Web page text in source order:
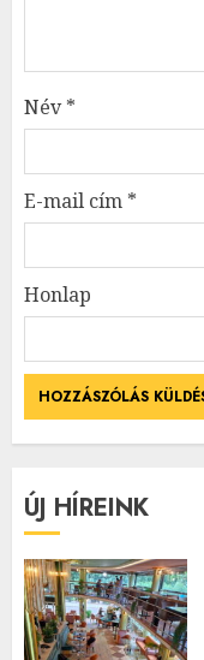
Név*
E-mail cím *
Honlap
ÚJ HÍREINK